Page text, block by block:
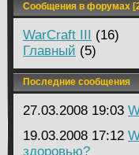
Сообщения в форумах
WarCraft III (16)
Главный (5)
Последние сообщения
27.03.2008 19:03
19.03.2008 17:12
здоровью?